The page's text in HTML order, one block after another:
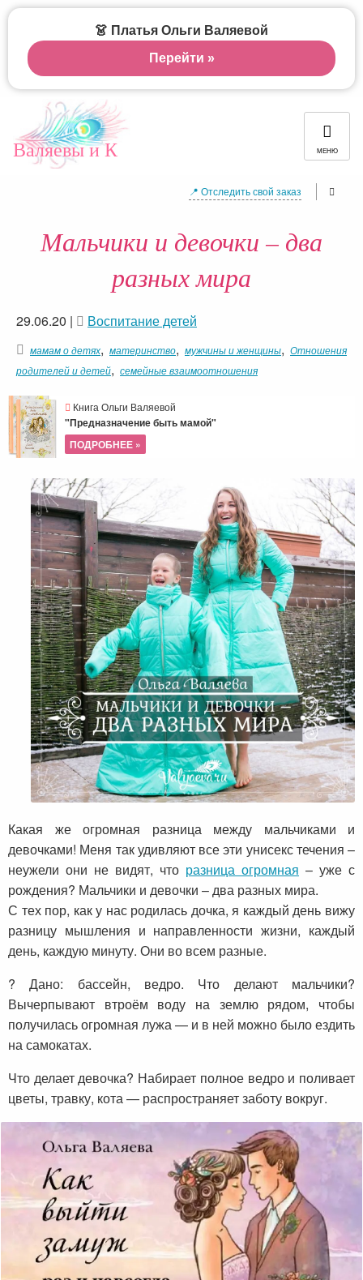
Валяевы и К МЕНЮ
📍 Отследить свой заказ
Мальчики и девочки – два
разных мира
29.06.20 | Воспитание детей
мамам о детях, материнство, мужчины и женщины, Отношения
родителей и детей, семейные взаимоотношения
Книга Ольги Валяевой
"Предназначение быть мамой"
ПОДРОБНЕЕ »
Какая же огромная разница между мальчиками и
девочками! Меня так удивляют все эти унисекс течения –
неужели они не видят, что разница огромная – уже с
рождения? Мальчики и девочки – два разных мира.
С тех пор, как у нас родилась дочка, я каждый день вижу
разницу мышления и направленности жизни, каждый
день, каждую минуту. Они во всем разные.
? Дано: бассейн, ведро. Что делают мальчики?
Вычерпывают втроём воду на землю рядом, чтобы
получилась огромная лужа — и в ней можно было ездить
на самокатах.
Что делает девочка? Набирает полное ведро и поливает
цветы, травку, кота — распространяет заботу вокруг.
👗 Платья Ольги Валяевой
Перейти »